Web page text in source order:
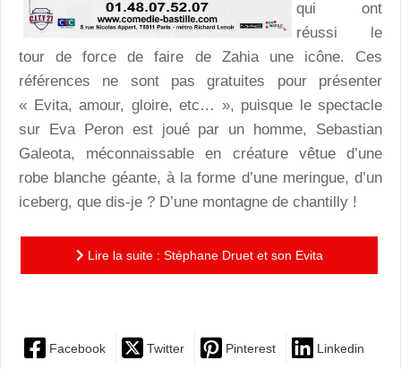
qui ont
réussi le
tour de force de faire de Zahia une icône. Ces
références ne sont pas gratuites pour présenter
« Evita, amour, gloire, etc… », puisque le spectacle
sur Eva Peron est joué par un homme, Sebastian
Galeota, méconnaissable en créature vêtue d’une
robe blanche géante, à la forme d’une meringue, d’un
iceberg, que dis-je ? D’une montagne de chantilly !
Lire la suite : Stéphane Druet et son Evita
Facebook Twitter Pinterest Linkedin